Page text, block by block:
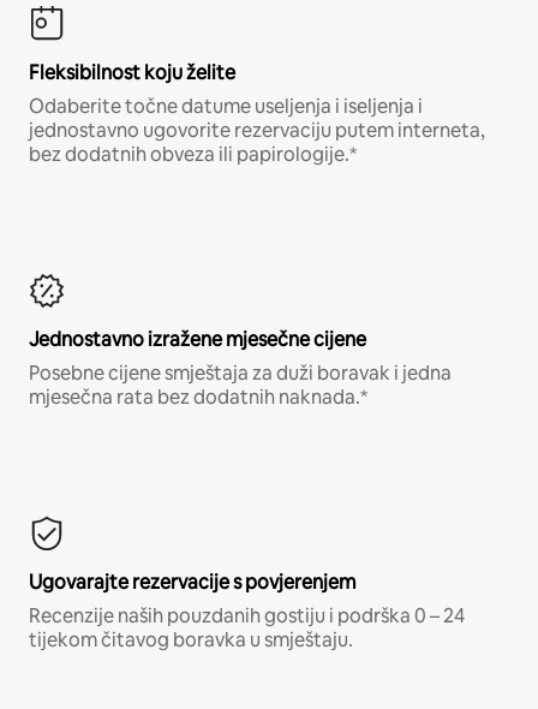
Fleksibilnost koju želite
Odaberite točne datume useljenja i iseljenja i
jednostavno ugovorite rezervaciju putem interneta,
bez dodatnih obveza ili papirologije.*
Jednostavno izražene mjesečne cijene
Posebne cijene smještaja za duži boravak i jedna
mjesečna rata bez dodatnih naknada.*
Ugovarajte rezervacije s povjerenjem
Recenzije naših pouzdanih gostiju i podrška 0 – 24
tijekom čitavog boravka u smještaju.